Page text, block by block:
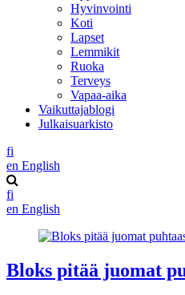
Hyvinvointi
Koti
Lapset
Lemmikit
Ruoka
Terveys
Vapaa-aika
Vaikuttajablogi
Julkaisuarkisto
fi
en English
fi
en English
Bloks pitää juomat